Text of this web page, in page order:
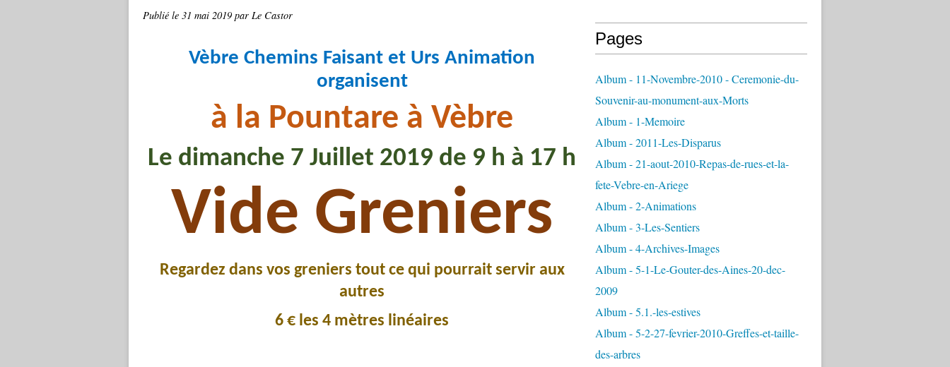
Publié le 31 mai 2019 par Le Castor
Vèbre Chemins Faisant et Urs Animation
organisent
à la Pountare à Vèbre
Le dimanche 7 Juillet 2019 de 9 h à 17 h
Vide Greniers
Regardez dans vos greniers tout ce qui pourrait servir aux
autres
6 € les 4 mètres linéaires
Pages
Album - 11-Novembre-2010 - Ceremonie-du-
Souvenir-au-monument-aux-Morts
Album - 1-Memoire
Album - 2011-Les-Disparus
Album - 21-aout-2010-Repas-de-rues-et-la-
fete-Vebre-en-Ariege
Album - 2-Animations
Album - 3-Les-Sentiers
Album - 4-Archives-Images
Album - 5-1-Le-Gouter-des-Aines-20-dec-
2009
Album - 5.1.-les-estives
Album - 5-2-27-fevrier-2010-Greffes-et-taille-
des-arbres